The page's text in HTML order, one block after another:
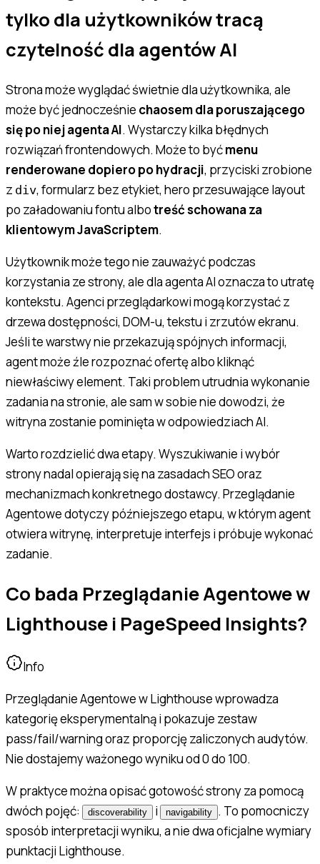
tylko dla użytkowników tracą
czytelność dla agentów AI
Strona może wyglądać świetnie dla użytkownika, ale
może być jednocześnie chaosem dla poruszającego
się po niej agenta AI. Wystarczy kilka błędnych
rozwiązań frontendowych. Może to byćmenu
renderowane dopiero po hydracji, przyciski zrobione
z div, formularz bez etykiet, hero przesuwające layout
po załadowaniu fontu albotreść schowana za
klientowym JavaScriptem.
Użytkownik może tego nie zauważyć podczas
korzystania ze strony, ale dla agenta AI oznacza to utratę
kontekstu. Agenci przeglądarkowi mogą korzystać z
drzewa dostępności, DOM-u, tekstu i zrzutów ekranu.
Jeśli te warstwy nie przekazują spójnych informacji,
agent może źle rozpoznać ofertę albo kliknąć
niewłaściwy element. Taki problem utrudnia wykonanie
zadania na stronie, ale sam w sobie nie dowodzi, że
witryna zostanie pominięta w odpowiedziach AI.
Warto rozdzielić dwa etapy. Wyszukiwanie i wybór
strony nadal opierają się na zasadach SEO oraz
mechanizmach konkretnego dostawcy. Przeglądanie
Agentowe dotyczy późniejszego etapu, w którym agent
otwiera witrynę, interpretuje interfejs i próbuje wykonać
zadanie.
Co bada Przeglądanie Agentowe w
Lighthouse i PageSpeed Insights?
Info
Przeglądanie Agentowe w Lighthouse wprowadza
kategorię eksperymentalną i pokazuje zestaw
pass/fail/warning oraz proporcję zaliczonych audytów.
Nie dostajemy ważonego wyniku od 0 do 100.
W praktyce można opisać gotowość strony za pomocą
dwóch pojęć:
discoverability i navigability . To pomocniczy
sposób interpretacji wyniku, a nie dwa oficjalne wymiary
punktacji Lighthouse.